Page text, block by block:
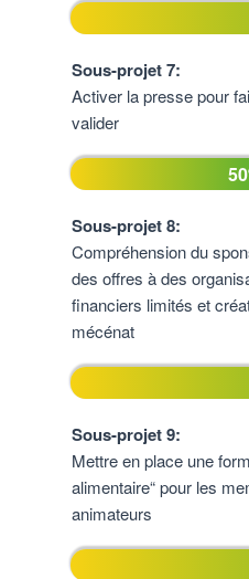
Sous-projet 7:
Activer la presse pour
valider
Sous-projet 8:
Compréhension du
des offres à des
financiers limités et
mécénat
Sous-projet 9:
Mettre en place une
alimentaire“ pour les
animateurs